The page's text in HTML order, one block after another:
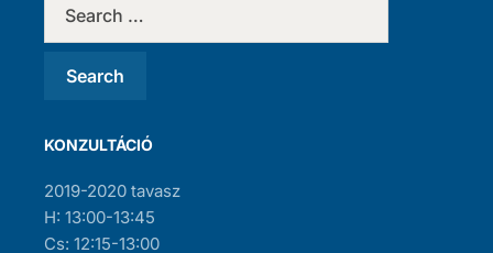
KONZULTÁCIÓ
2019-2020 tavasz
H: 13:00-13:45
Cs: 12:15-13:00